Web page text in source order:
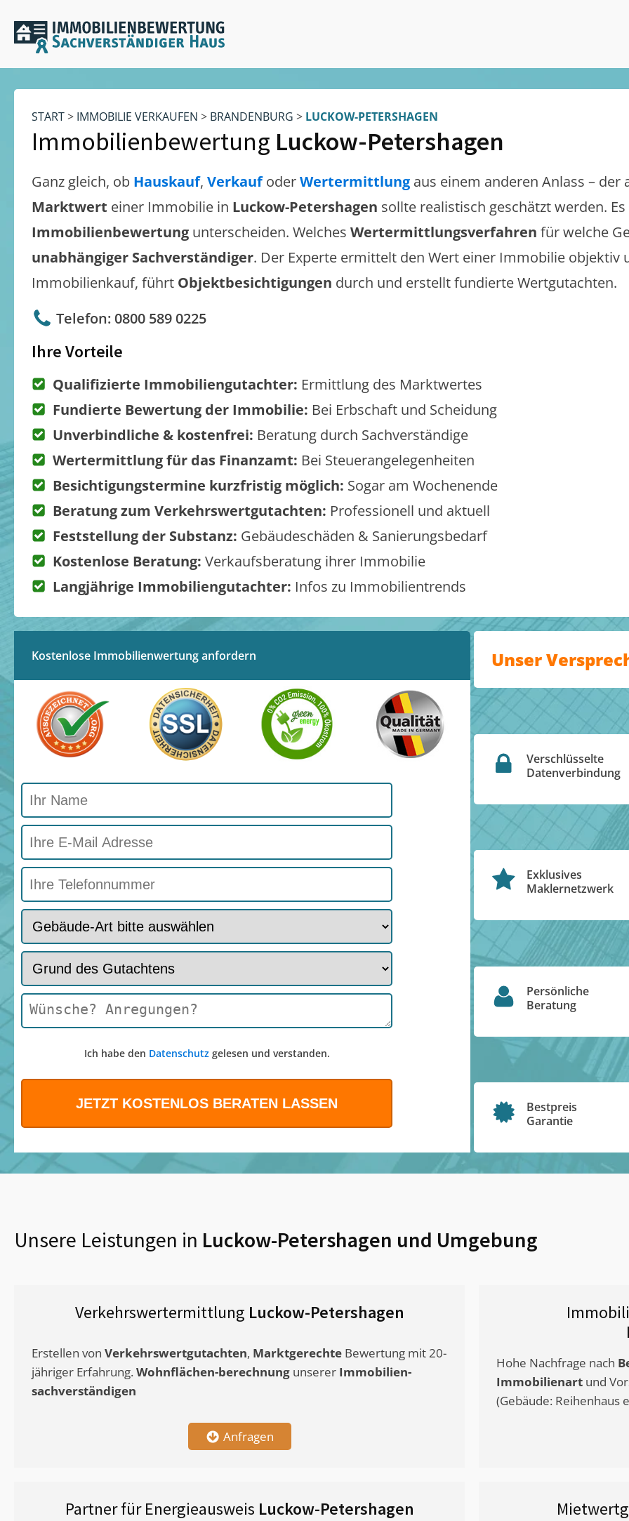
START> IMMOBILIE VERKAUFEN > BRANDENBURG > LUCKOW-PETERSHAGEN
Immobilienbewertung Luckow-Petershagen
Ganz gleich, ob Hauskauf, VerkaufoderWertermittlung aus einem anderen Anlass – der
Marktwert einer Immobilie in Luckow-Petershagen sollte realistisch geschätzt werden.
Immobilienbewertung unterscheiden. Welches Wertermittlungsverfahren für welche
unabhängiger Sachverständiger. Der Experte ermittelt den Wert einer Immobilie objektiv
Immobilienkauf, führt Objektbesichtigungen durch und erstellt fundierte Wertgutachten.
Telefon: 0800 589 0225
Ihre Vorteile
Qualifizierte Immobiliengutachter: Ermittlung des Marktwertes
Fundierte Bewertung der Immobilie: Bei Erbschaft und Scheidung
Unverbindliche & kostenfrei: Beratung durch Sachverständige
Wertermittlung für das Finanzamt: Bei Steuerangelegenheiten
Besichtigungstermine kurzfristig möglich: Sogar am Wochenende
Beratung zum Verkehrswertgutachten: Professionell und aktuell
Feststellung der Substanz: Gebäudeschäden & Sanierungsbedarf
Kostenlose Beratung: Verkaufsberatung ihrer Immobilie
Langjährige Immobiliengutachter: Infos zu Immobilientrends
Kostenlose Immobilienwertung anfordern
Ich habe den Datenschutzgelesen und verstanden.
Unser
Verschlüsselte
Datenverbindung
Exklusives
Maklernetzwerk
Persönliche
Beratung
Bestpreis
Garantie
Unsere Leistungen in Luckow-Petershagen und Umgebung
Verkehrswertermittlung Luckow-Petershagen
Erstellen von Verkehrswertgutachten, Marktgerechte Bewertung mit 20-
jähriger Erfahrung. Wohnflächen-berechnung unserer Immobilien-
sachverständigen
Anfragen
Hohe Nachfrage nach
Immobilienart und
(Gebäude: Reihenhaus
Partner für Energieausweis Luckow-Petershagen